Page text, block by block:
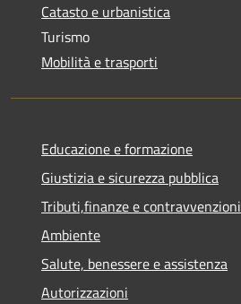
Catasto e urbanistica
Turismo
Mobilità e trasporti
Educazione e formazione
Giustizia e sicurezza pubblica
Tributi,finanze e contravvenzioni
Ambiente
Salute, benessere e assistenza
Autorizzazioni